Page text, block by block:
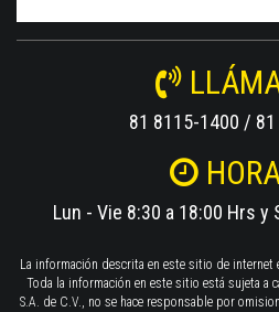
81 8115-1400 /
Lun - Vie 8:30 a 18:00 Hrs y
La información descrita en este sitio de
Toda la información en este sitio está sujeta a
S.A. de C.V., no se hace responsable por